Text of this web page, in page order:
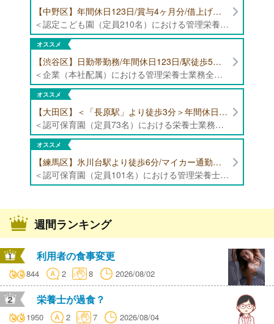
【中野区】年間休日123日/賞与4ヶ月分/借上げ住宅制度あり 認定こども園（定員210名）にて管理栄養士・栄養士募集！
＜認定こども園（定員210名）における管理栄養士・栄養士業務全般＞ ・管理栄養士、栄養士業務全般
オススメ
【渋谷区】日勤帯勤務/年間休日123日/駅徒歩5分/企業（本社配属）にて管理栄養士募集！
＜企業（本社配属）における管理栄養士業務全般＞ ・本社および在宅（週1日程度）で、運営・受託する保育園（約50箇所）の管理栄養士・マネジメント業務全般 ・調理指導、育成 ・調理代行※欠員時 ・衛生管理 ・献立作成 ・食材発注 ・園長、調理スタッフとの給食会議 ・クライアント企業との給食会議（食育等の企画提案） ・採用業務（面接・施設見学同行）など ・担当保育園の定期巡回（直行やオンライン対応あり） ※23区内の認可保育園や、事業所内保育園（市川市、古河市、厚木市・追浜等）
オススメ
【大田区】＜「長原駅」より徒歩3分＞年間休日120日以上/最大10連休取得可能/日勤帯勤務のみ 認可保育園（定員73名）にて、栄養士の募集！
＜認可保育園（定員73名）における栄養士業務全般＞ ・調理（朝おやつ・給食・おやつ・補食） ・盛付け、片づけ ・食育、保育室への給食ラウンド、事務業務 ・調理室のお掃除、備蓄の確認、発注など ※定員:73名(0歳児6名、1歳歳児10名、2歳児12名、3歳-5歳児各15名)
オススメ
【練馬区】氷川台駅より徒歩6分/マイカー通勤可能/年間休日120日/賞与高水準 認可保育園（定員101名）にて管理栄養士・栄養士・調理師募集！
＜認可保育園（定員101名）における管理栄養士・栄養士・調理師業務全般＞ ・調理業務全般 ・離乳食、アレルギー除去食対応 ・食育活動
週間ランキング
利用者の食事変更
844 2 8 2026/08/02
栄養士が過食？
1950 2 7 2026/08/04